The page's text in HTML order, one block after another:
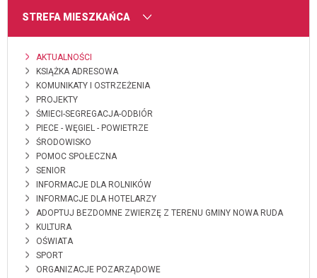
MENU
STREFA MIESZKAŃCA
AKTUALNOŚCI
KSIĄŻKA ADRESOWA
KOMUNIKATY I OSTRZEŻENIA
PROJEKTY
ŚMIECI-SEGREGACJA-ODBIÓR
PIECE - WĘGIEL - POWIETRZE
ŚRODOWISKO
POMOC SPOŁECZNA
SENIOR
INFORMACJE DLA ROLNIKÓW
INFORMACJE DLA HOTELARZY
ADOPTUJ BEZDOMNE ZWIERZĘ Z TERENU GMINY NOWA RUDA
KULTURA
OŚWIATA
SPORT
ORGANIZACJE POZARZĄDOWE